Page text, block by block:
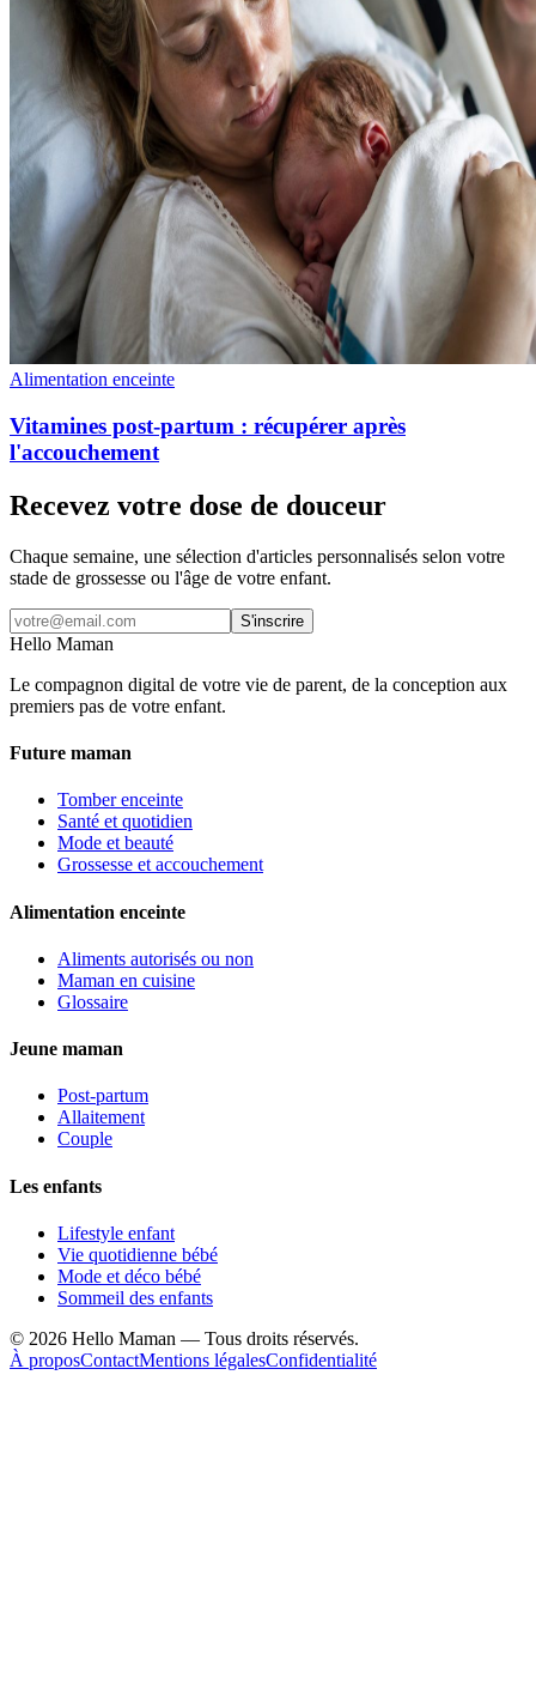
Alimentation enceinte
Vitamines post-partum : récupérer après
l'accouchement
Recevez votre dose de douceur
Chaque semaine, une sélection d'articles personnalisés selon votre
stade de grossesse ou l'âge de votre enfant.
S'inscrire
Hello Maman
Le compagnon digital de votre vie de parent, de la conception aux
premiers pas de votre enfant.
Future maman
Tomber enceinte
Santé et quotidien
Mode et beauté
Grossesse et accouchement
Alimentation enceinte
Aliments autorisés ou non
Maman en cuisine
Glossaire
Jeune maman
Post-partum
Allaitement
Couple
Les enfants
Lifestyle enfant
Vie quotidienne bébé
Mode et déco bébé
Sommeil des enfants
© 2026 Hello Maman — Tous droits réservés.
À proposContactMentions légalesConfidentialité